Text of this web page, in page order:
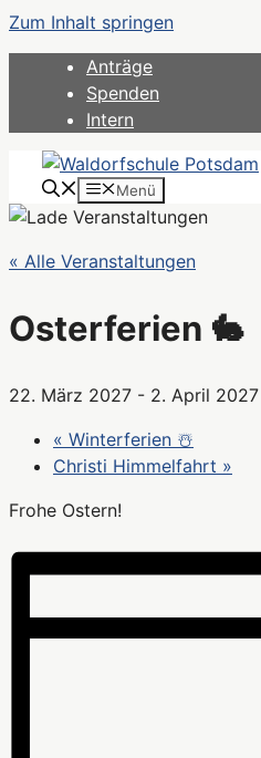
Zum Inhalt springen
Anträge
Spenden
Intern
Menü
« Alle Veranstaltungen
Osterferien 🐇
22. März 2027 - 2. April 2027
« Winterferien ☃️
Christi Himmelfahrt »
Frohe Ostern!